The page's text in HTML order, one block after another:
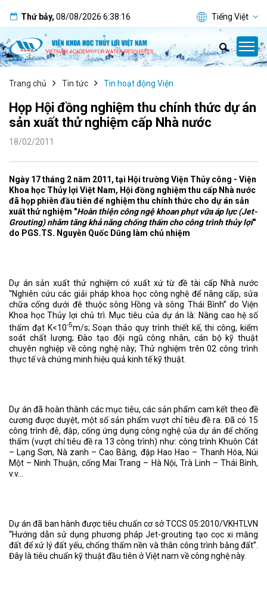
Thứ bảy, 08/08/2026 6:38:16 Tiếng Việt
Trang chủ Tin tức Tin hoạt động Viện
Họp Hội đồng nghiệm thu chính thức dự án
sản xuất thử nghiệm cấp Nhà nước
18/02/2011
Ngày 17 tháng 2 năm 2011, tại Hội trường Viện Thủy công - Viện
Khoa học Thủy lợi Việt Nam, Hội đồng nghiệm thu cấp Nhà nước
đã họp phiên đầu tiên để nghiệm thu chính thức cho dự án sản
xuất thử nghiệm "Hoàn thiện công ngệ khoan phụt vữa áp lực (Jet-
Grouting) nhằm tăng khả năng chống thấm cho công trình thủy lợi"
do PGS.TS. Nguyễn Quốc Dũng làm chủ nhiệm
Dự án sản xuất thử nghiệm có xuất xứ từ đề tài cấp Nhà nước
“Nghiên cứu các giải pháp khoa học công nghệ để nâng cấp, sửa
chữa cống dưới đê thuộc sông Hồng và sông Thái Bình” do Viện
Khoa học Thủy lợi chủ trì. Mục tiêu của dự án là: Nâng cao hệ số
thấm đạt K<10-5m/s; Soạn thảo quy trình thiết kế, thi công, kiểm
soát chất lượng; Đào tạo đội ngũ công nhân, cán bộ kỹ thuật
chuyên nghiệp về công nghệ này; Thử nghiệm trên 02 công trình
thực tế và chứng minh hiệu quả kinh tế kỹ thuật.
Dự án đã hoàn thành các mục tiêu, các sản phẩm cam kết theo đề
cương được duyệt, một số sản phẩm vượt chỉ tiêu đề ra. Đã có 15
công trình đê, đập, cống ứng dụng công nghệ của dự án để chống
thấm (vượt chỉ tiêu đề ra 13 công trình) như: công trình Khuôn Cát
– Lạng Sơn, Nà zanh – Cao Bằng, đập Hao Hao – Thanh Hóa, Núi
Một – Ninh Thuận, cống Mai Trang – Hà Nội, Trà Linh – Thái Bình,
v.v…
Dự án đã ban hành được tiêu chuẩn cơ sở TCCS 05:2010/VKHTLVN
“Hướng dẫn sử dụng phương pháp Jet-grouting tạo cọc xi măng
đất để xử lý đất yếu, chống thấm nền và thân công trình bằng đất”.
Đây là tiêu chuẩn kỹ thuật đầu tiên ở Việt nam về công nghệ này.